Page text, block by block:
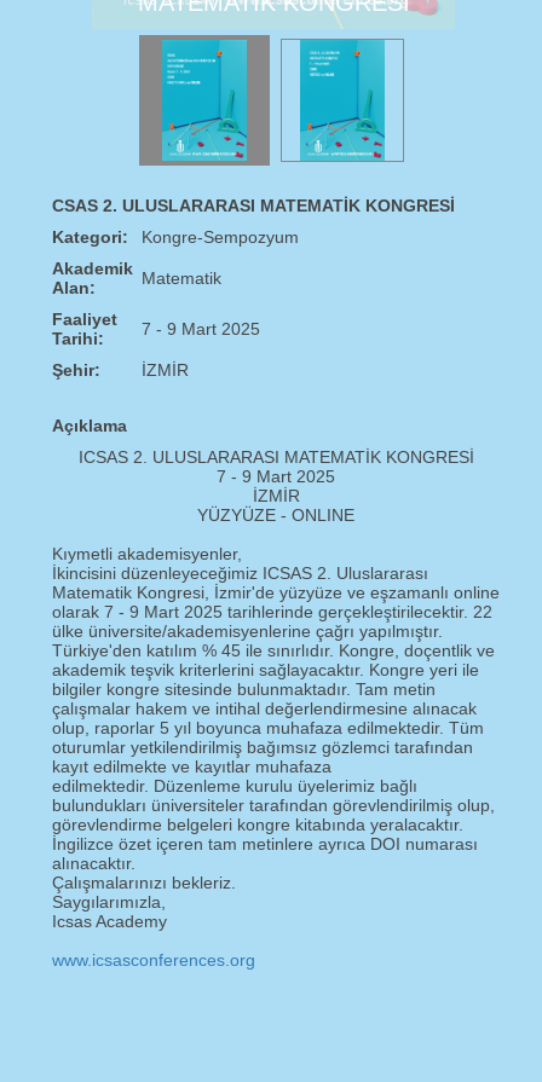
CSAS 2. ULUSLARARASI MATEMATİK KONGRESİ
Kategori:
Kongre-Sempozyum
Akademik
Alan:
Matematik
Faaliyet
Tarihi:
7 - 9 Mart 2025
Şehir: İZMİR
Açıklama
ICSAS 2. ULUSLARARASI MATEMATİK KONGRESİ
7 - 9 Mart 2025
İZMİR
YÜZYÜZE - ONLINE
Kıymetli akademisyenler,
İkincisini düzenleyeceğimiz ICSAS 2. Uluslararası
Matematik Kongresi, İzmir'de yüzyüze ve eşzamanlı online
olarak 7 - 9 Mart 2025 tarihlerinde gerçekleştirilecektir. 22
ülke üniversite/akademisyenlerine çağrı yapılmıştır.
Türkiye'den katılım % 45 ile sınırlıdır. Kongre, doçentlik ve
akademik teşvik kriterlerini sağlayacaktır. Kongre yeri ile
bilgiler kongre sitesinde bulunmaktadır. Tam metin
çalışmalar hakem ve intihal değerlendirmesine alınacak
olup, raporlar 5 yıl boyunca muhafaza edilmektedir. Tüm
oturumlar yetkilendirilmiş bağımsız gözlemci tarafından
kayıt edilmekte ve kayıtlar muhafaza
edilmektedir. Düzenleme kurulu üyelerimiz bağlı
bulundukları üniversiteler tarafından görevlendirilmiş olup,
görevlendirme belgeleri kongre kitabında yeralacaktır.
İngilizce özet içeren tam metinlere ayrıca DOI numarası
alınacaktır.
Çalışmalarınızı bekleriz.
Saygılarımızla,
Icsas Academy
www.icsasconferences.org